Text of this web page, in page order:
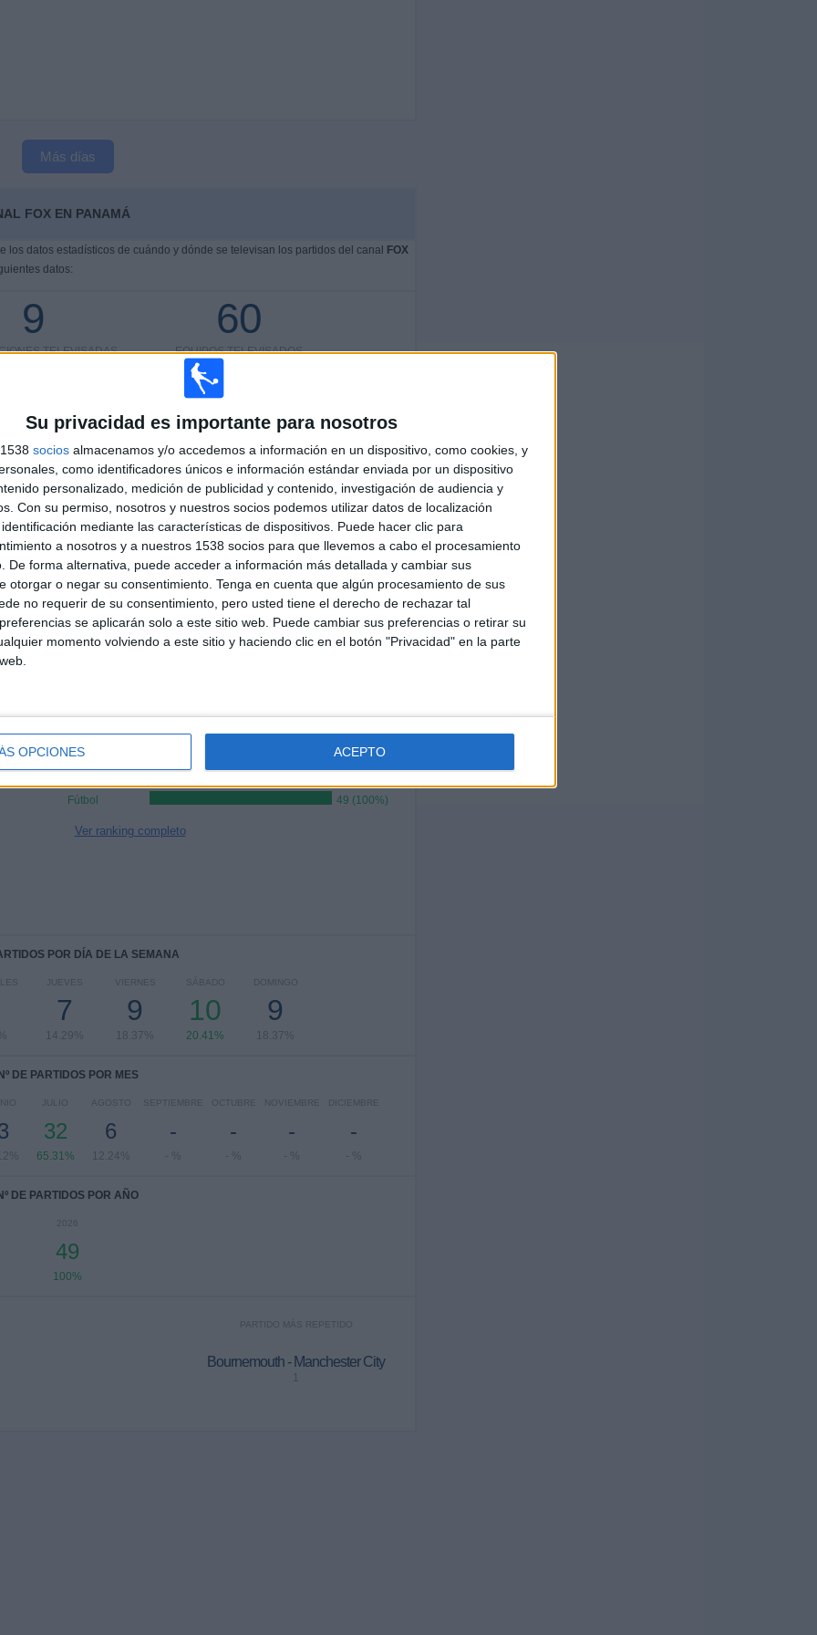
Su privacidad es importante para nosotros
socios almacenamos y/o accedemos a información en un dispositivo, como cookies, y
como identificadores únicos e información estándar enviada por un dispositivo
personalizado, medición de publicidad y contenido, investigación de audiencia y
Con su permiso, nosotros y nuestros socios podemos utilizar datos de localización
mediante las características de dispositivos. Puede hacer clic para
a nosotros y a nuestros 1538 socios para que llevemos a cabo el procesamiento
De forma alternativa, puede acceder a información más detallada y cambiar sus
otorgar o negar su consentimiento. Tenga en cuenta que algún procesamiento de sus
no requerir de su consentimiento, pero usted tiene el derecho de rechazar tal
se aplicarán solo a este sitio web. Puede cambiar sus preferencias o retirar su
momento volviendo a este sitio y haciendo clic en el botón "Privacidad" en la parte
OPCIONES ACEPTO
Más días
FOX EN PANAMÁ
los datos estadísticos de cuándo y dónde se televisan los partidos del canal FOX
datos:
9
TELEVISADAS
60
EQUIPOS TELEVISADOS
San Francisco FC - Herrera FC
08/07/2026 Liga Panameña
Ranking equipos por nº de partidos Visitante
ACSD Alianza FC
2 (4.08%)
Fútbol 49 (100%)
Ver ranking completo
POR DÍA DE LA SEMANA
JUEVES
7
14.29%
VIERNES
9
18.37%
SÁBADO
10
20.41%
DOMINGO
9
18.37%
Nº DE PARTIDOS POR MES
JULIO
32
65.31%
AGOSTO
6
12.24%
SEPTIEMBRE
-
- %
OCTUBRE
-
- %
NOVIEMBRE
-
- %
DICIEMBRE
-
- %
DE PARTIDOS POR AÑO
2026
49
100%
PARTIDO MÁS REPETIDO
Bournemouth - Manchester City
1